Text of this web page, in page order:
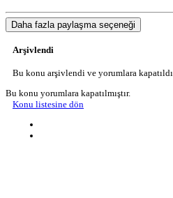
Daha fazla paylaşma seçeneği
Arşivlendi
Bu konu arşivlendi ve yorumlara kapatıldı
Bu konu yorumlara kapatılmıştır.
Konu listesine dön